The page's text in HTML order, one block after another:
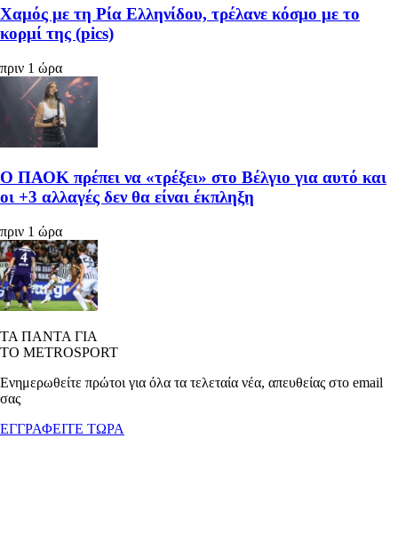
Χαμός με τη Ρία Ελληνίδου, τρέλανε κόσμο με το
κορμί της (pics)
πριν 1 ώρα
Ο ΠΑΟΚ πρέπει να «τρέξει» στο Βέλγιο για αυτό και
οι +3 αλλαγές δεν θα είναι έκπληξη
πριν 1 ώρα
ΤΑ ΠΑΝΤΑ ΓΙΑ
ΤΟ METROSPORT
Ενημερωθείτε πρώτοι για όλα τα τελεταία νέα, απευθείας στο email
σας
ΕΓΓΡΑΦΕΙΤΕ ΤΩΡΑ